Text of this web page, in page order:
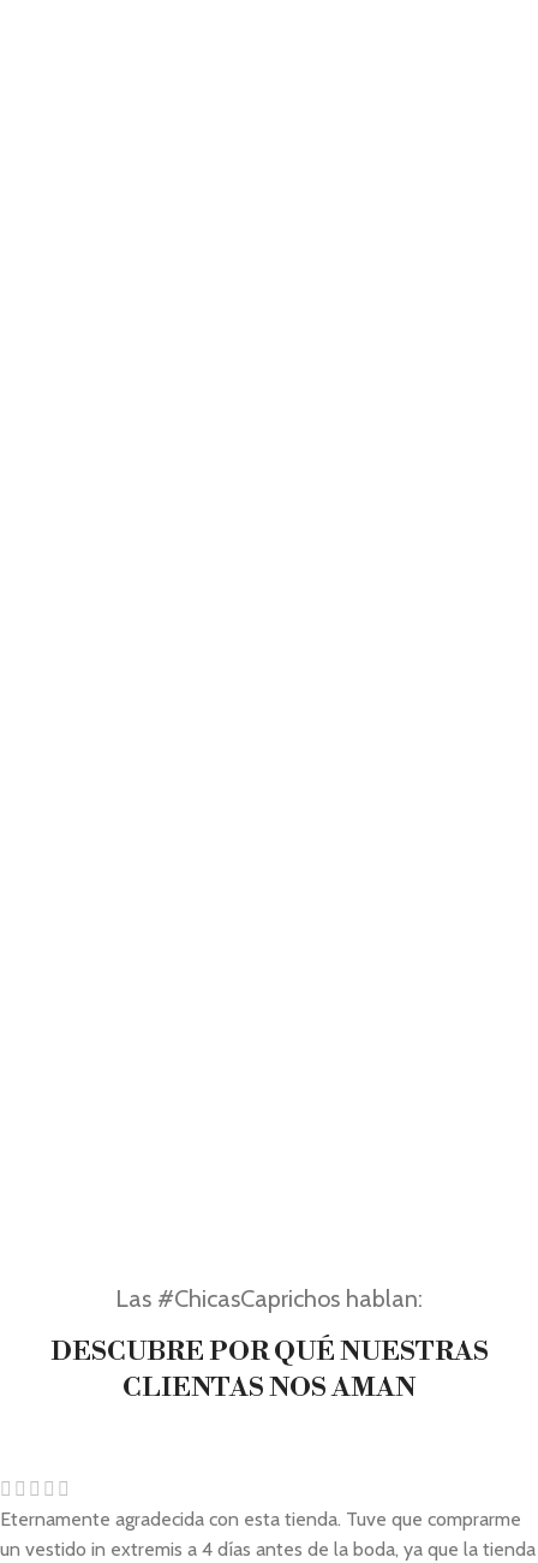
Las #ChicasCaprichos hablan:
DESCUBRE POR QUÉ NUESTRAS
CLIENTAS NOS AMAN
Eternamente agradecida con esta tienda. Tuve que comprarme
un vestido in extremis a 4 días antes de la boda, ya que la tienda